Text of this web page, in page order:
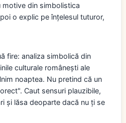
motive din simbolistica
o explic pe înțelesul tuturor,
fire: analiza simbolică din
culturale românești ale
noaptea. Nu pretind că un
Caut sensuri plauzibile,
și lăsa deoparte dacă nu ți se